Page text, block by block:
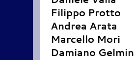
Filippo Protto
Andrea Arata
Marcello Mori
Damiano